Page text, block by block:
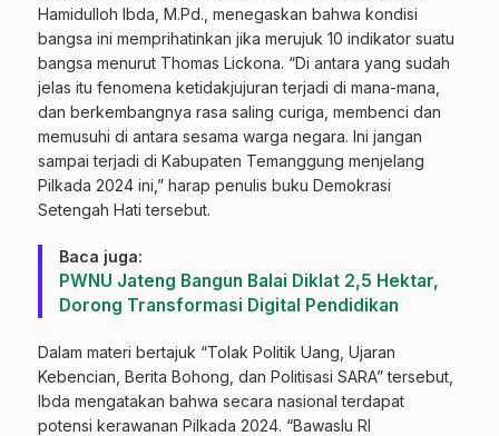
Hamidulloh Ibda, M.Pd., menegaskan bahwa kondisi
bangsa ini memprihatinkan jika merujuk 10 indikator suatu
bangsa menurut Thomas Lickona. “Di antara yang sudah
jelas itu fenomena ketidakjujuran terjadi di mana-mana,
dan berkembangnya rasa saling curiga, membenci dan
memusuhi di antara sesama warga negara. Ini jangan
sampai terjadi di Kabupaten Temanggung menjelang
Pilkada 2024 ini,” harap penulis buku Demokrasi
Setengah Hati tersebut.
Baca juga:
PWNU Jateng Bangun Balai Diklat 2,5 Hektar,
Dorong Transformasi Digital Pendidikan
Dalam materi bertajuk “Tolak Politik Uang, Ujaran
Kebencian, Berita Bohong, dan Politisasi SARA” tersebut,
Ibda mengatakan bahwa secara nasional terdapat
potensi kerawanan Pilkada 2024. “Bawaslu RI